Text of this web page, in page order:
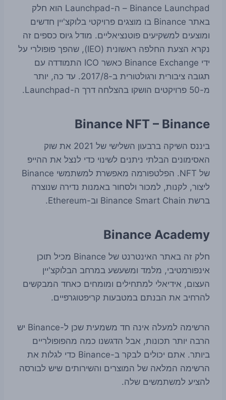
Binance Launchpad – ה-Launchpad הוא חלק
באתר Binance בו מוצגים פרויקטי בלוקצ'יין חדשים
ומוצעים למשקיעים פוטנציאליים. מודל גיוס כספים זה
נקרא הצעת החלפה ראשונית (IEO), שהפך פופולרי על
ידי Binance Exchange כאשר ICO התמודדה עם
תגובה ציבורית ורגולטורית ב-2017/8. עד כה, יותר
מ-50 פרויקטים הושקו בהצלחה דרך ה-Launchpad.
Binance NFT – Binance
ביננס השיקה ברבעון השלישי של 2021 את שוק
האסימונים הבלתי ניתנים לשינוי כדי לנצל את ההייפ
של NFT. הפלטפורמה מאפשרת למשתמשי Binance
ליצור, לקנות, למכור ולסחור באמנות נדירה שנוצרה
ברשת Binance Smart Chain וב-Ethereum.
Binance Academy
חלק זה באתר האינטרנט של Binance מכיל תוכן
אינפורמטיבי, מלמד ומשעשע במרחב הבלוקצ'יין
העצום, אידיאלי למתחילים ומומחים כאחד המבקשים
להרחיב את הבנתם במטבעות קריפטוגרפיים.
הרשימה למעלה אינה חד משמעית שכן ל-Binance יש
הרבה יותר תכונות, אבל הדגשנו כמה מהפופולריים
ביותר. אתם יכולים לבקר ב-Binance כדי לגלות את
הרשימה המלאה של המוצרים והשירותים שיש לבורסה
להציע למשתמשים שלה.